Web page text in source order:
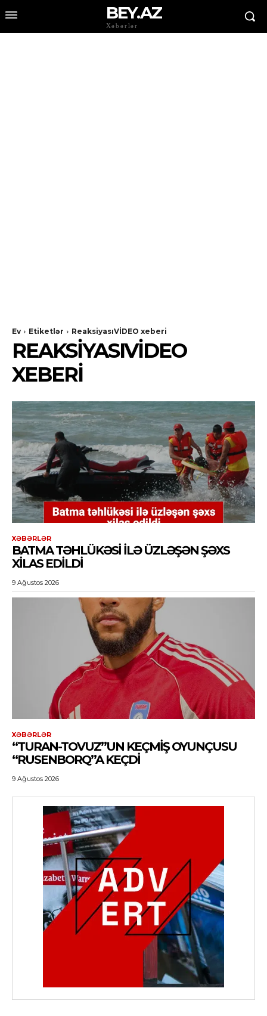
BEY.AZ
Xəbərlər
Ev Etiketlər ReaksiyasıVİDEO xeberi
REAKSIYASIVİDEO
XEBERI
XƏBƏRLƏR
BATMA TƏHLÜKƏSI ILƏ ÜZLƏŞƏN ŞƏXS
XILAS EDILDI
9 Ağustos 2026
XƏBƏRLƏR
“TURAN-TOVUZ”UN KEÇMIŞ OYUNÇUSU
“RUSENBORQ”A KEÇDI
9 Ağustos 2026